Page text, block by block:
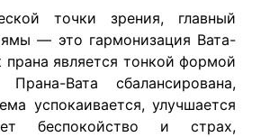
точки зрения, главный
— это гармонизация Вата-
является тонкой формой
Вата сбалансирована,
успокаивается, улучшается
беспокойство и страх,